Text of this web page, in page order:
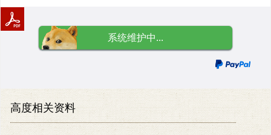
系统维护中...
高度相关资料